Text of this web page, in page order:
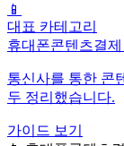
📱
대표 카테고리
휴대폰콘텐츠결
통신사를 통한 콘
두 정리했습니다.
가이드 보기